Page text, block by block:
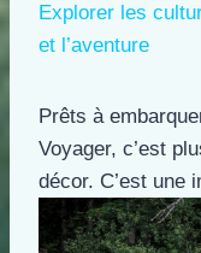
Explorer les
et l’aventure
Prêts à
Voyager, c’est
décor. C’est une